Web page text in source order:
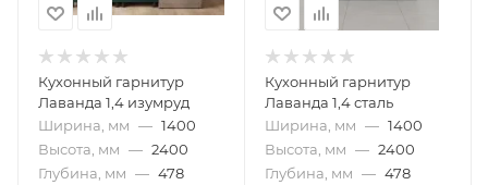
Кухонный гарнитур
Лаванда 1,4 изумруд
Ширина, мм — 1400
Высота, мм — 2400
Глубина, мм — 478
Кухонный гарнитур
Лаванда 1,4 сталь
Ширина, мм — 1400
Высота, мм — 2400
Глубина, мм — 478